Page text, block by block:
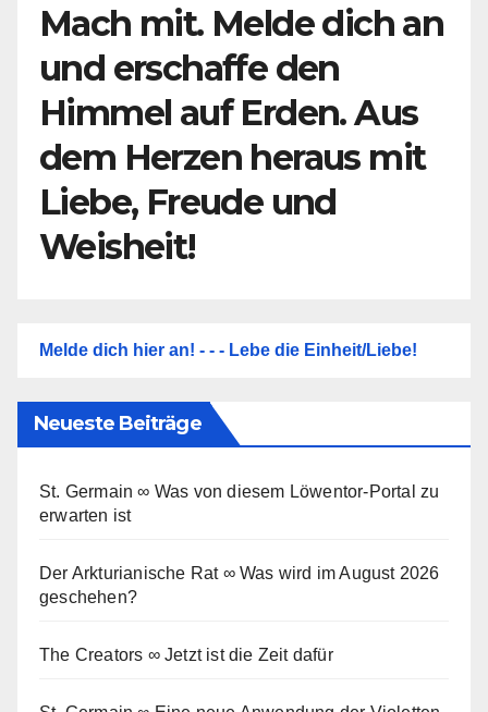
Mach mit. Melde dich an
und erschaffe den
Himmel auf Erden. Aus
dem Herzen heraus mit
Liebe, Freude und
Weisheit!
Melde dich hier an! - - - Lebe die Einheit/Liebe!
Neueste Beiträge
St. Germain ∞ Was von diesem Löwentor-Portal zu
erwarten ist
Der Arkturianische Rat ∞ Was wird im August 2026
geschehen?
The Creators ∞ Jetzt ist die Zeit dafür